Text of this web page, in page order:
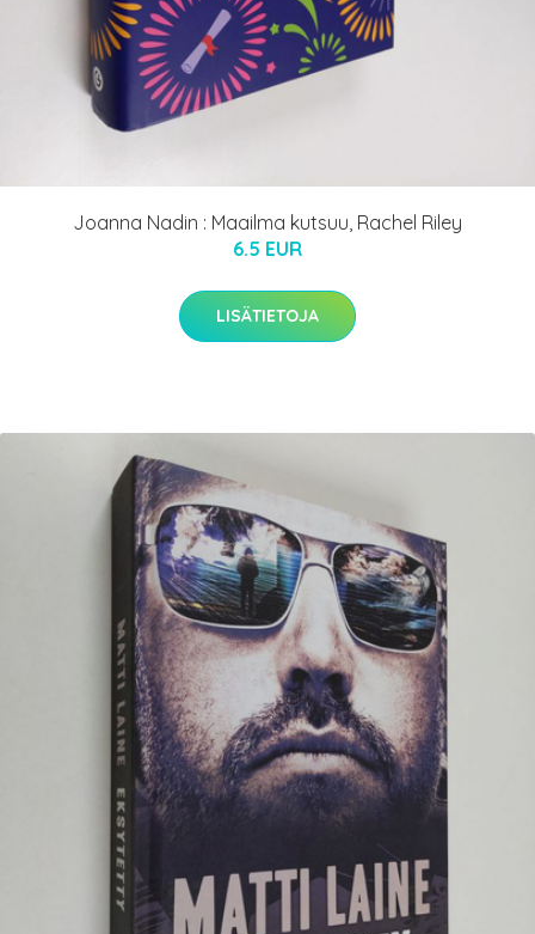
Joanna Nadin : Maailma kutsuu, Rachel Riley
6.5 EUR
LISÄTIETOJA